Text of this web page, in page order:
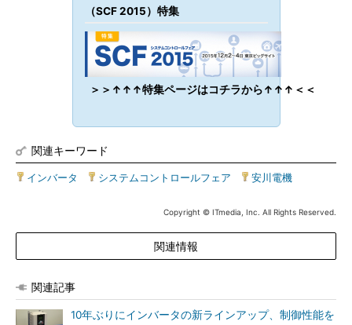
（SCF 2015）特集
＞＞↑↑↑特集ページはコチラから↑↑↑＜＜
関連キーワード
インバータ システムコントロールフェア 安川電機
Copyright © ITmedia, Inc. All Rights Reserved.
関連情報
関連記事
10年ぶりにインバータの新ラインアップ、制御性能を